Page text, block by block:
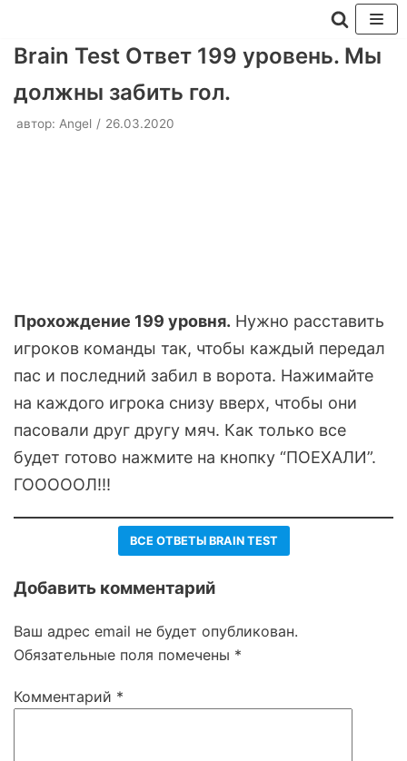
Перейти
содержимому
Brain Test Ответ 199 уровень. Мы
должны забить гол.
автор: Angel 26.03.2020
Прохождение 199 уровня. Нужно расставить
игроков команды так, чтобы каждый передал
пас и последний забил в ворота. Нажимайте
на каждого игрока снизу вверх, чтобы они
пасовали друг другу мяч. Как только все
будет готово нажмите на кнопку “ПОЕХАЛИ”.
ГОООООЛ!!!
ВСЕ ОТВЕТЫ BRAIN TEST
Добавить комментарий
Ваш адрес email не будет опубликован.
Обязательные поля помечены *
Комментарий *